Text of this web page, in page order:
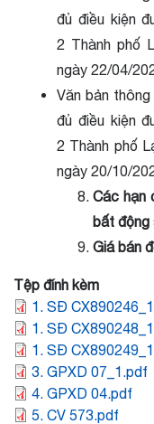
đủ điều kiện
2 Thành phố
ngày 22/04/
Văn bản
đủ điều kiện
2 Thành phố
ngày 20/10/
Các hạn
bất động
Giá bán
Tệp đính kèm
1. SĐ
1. SĐ
1. SĐ
3. GPXD 07_1.pdf
4. GPXD 04.pdf
5. CV 573.pdf